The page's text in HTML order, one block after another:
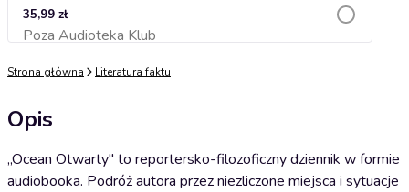
35,99 zł
Poza Audioteka KlubDodaj do koszyka
Strona główna Literatura faktu
Opis
„Ocean Otwarty" to reportersko-filozoficzny dziennik w formie
audiobooka. Podróż autora przez niezliczone miejsca i sytuacje